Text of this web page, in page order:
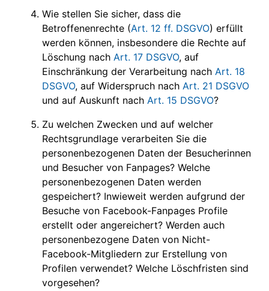
Wie stellen Sie sicher, dass die
Betroffenenrechte (Art. 12 ff. DSGVO) erfüllt
werden können, insbesondere die Rechte auf
Löschung nach Art. 17 DSGVO, auf
Einschränkung der Verarbeitung nach Art. 18
DSGVO, auf Widerspruch nach Art. 21 DSGVO
und auf Auskunft nach Art. 15 DSGVO?
Zu welchen Zwecken und auf welcher
Rechtsgrundlage verarbeiten Sie die
personenbezogenen Daten der Besucherinnen
und Besucher von Fanpages? Welche
personenbezogenen Daten werden
gespeichert? Inwieweit werden aufgrund der
Besuche von Facebook-Fanpages Profile
erstellt oder angereichert? Werden auch
personenbezogene Daten von Nicht-
Facebook-Mitgliedern zur Erstellung von
Profilen verwendet? Welche Löschfristen sind
vorgesehen?